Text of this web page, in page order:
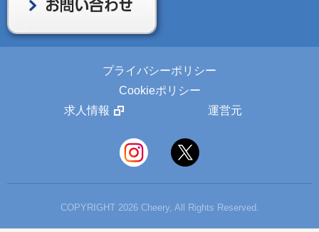
プライバシーポリシー
Cookieポリシー
求人情報
運営元
COPYRIGHT 2026 Cheery, All Rights Reserved.